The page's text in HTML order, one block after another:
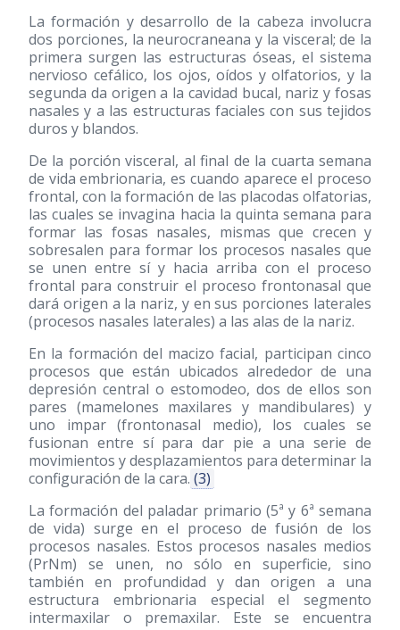
La formación y desarrollo de la cabeza involucra
dos porciones, la neurocraneana y la visceral; de la
primera surgen las estructuras óseas, el sistema
nervioso cefálico, los ojos, oídos y olfatorios, y la
segunda da origen a la cavidad bucal, nariz y fosas
nasales y a las estructuras faciales con sus tejidos
duros y blandos.
De la porción visceral, al final de la cuarta semana
de vida embrionaria, es cuando aparece el proceso
frontal, con la formación de las placodas olfatorias,
las cuales se invagina hacia la quinta semana para
formar las fosas nasales, mismas que crecen y
sobresalen para formar los procesos nasales que
se unen entre sí y hacia arriba con el proceso
frontal para construir el proceso frontonasal que
dará origen a la nariz, y en sus porciones laterales
(procesos nasales laterales) a las alas de la nariz.
En la formación del macizo facial, participan cinco
procesos que están ubicados alrededor de una
depresión central o estomodeo, dos de ellos son
pares (mamelones maxilares y mandibulares) y
uno impar (frontonasal medio), los cuales se
fusionan entre sí para dar pie a una serie de
movimientos y desplazamientos para determinar la
configuración de la cara. (3)
La formación del paladar primario (5ª y 6ª semana
de vida) surge en el proceso de fusión de los
procesos nasales. Estos procesos nasales medios
(PrNm) se unen, no sólo en superficie, sino
también en profundidad y dan origen a una
estructura embrionaria especial el segmento
intermaxilar o premaxilar. Este se encuentra